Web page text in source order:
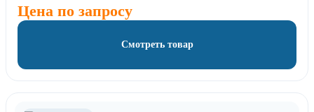
Цена по запросу
Смотреть товар